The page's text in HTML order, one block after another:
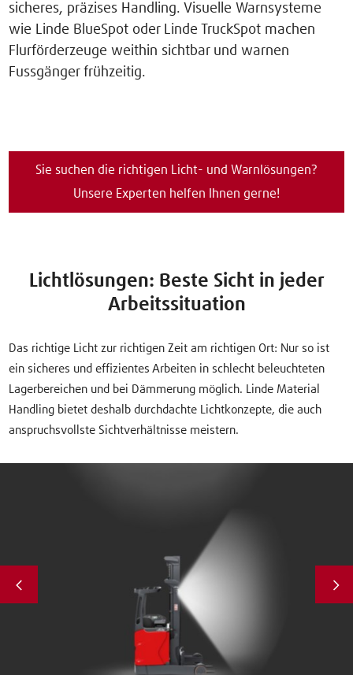
sicheres, präzises Handling. Visuelle Warnsysteme
wie Linde BlueSpot oder Linde TruckSpot machen
Flurförderzeuge weithin sichtbar und warnen
Fussgänger frühzeitig.
Sie suchen die richtigen Licht- und Warnlösungen?
Unsere Experten helfen Ihnen gerne!
Lichtlösungen: Beste Sicht in jeder
Arbeitssituation
Das richtige Licht zur richtigen Zeit am richtigen Ort: Nur so ist
ein sicheres und effizientes Arbeiten in schlecht beleuchteten
Lagerbereichen und bei Dämmerung möglich. Linde Material
Handling bietet deshalb durchdachte Lichtkonzepte, die auch
anspruchsvollste Sichtverhältnisse meistern.